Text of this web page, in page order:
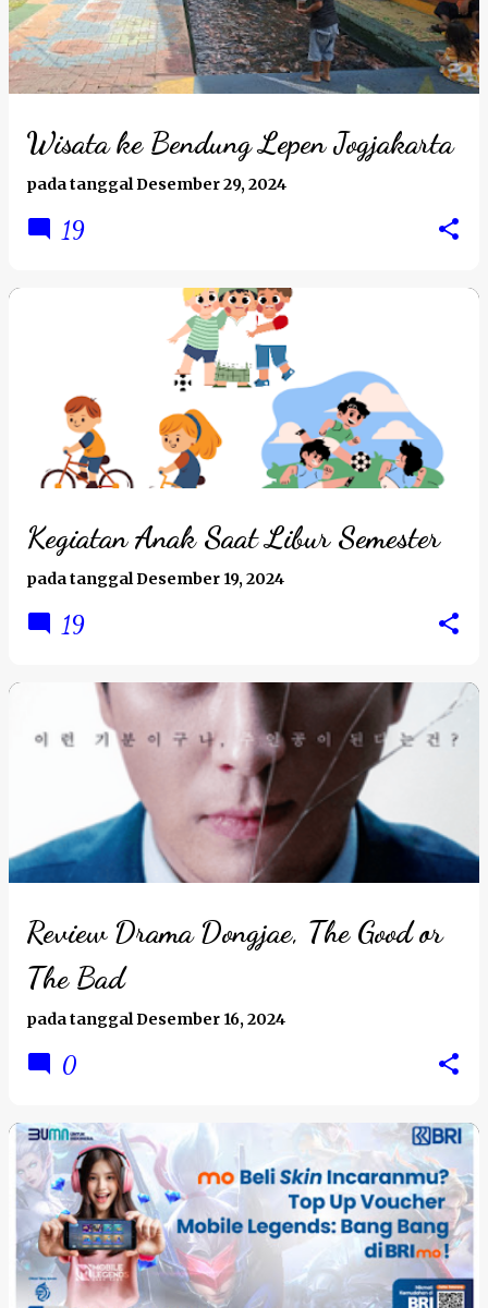
Wisata ke Bendung Lepen Jogjakarta
pada tanggalDesember 29, 2024
19
Kegiatan Anak Saat Libur Semester
pada tanggalDesember 19, 2024
19
Review Drama Dongjae, The Good or
The Bad
pada tanggalDesember 16, 2024
0